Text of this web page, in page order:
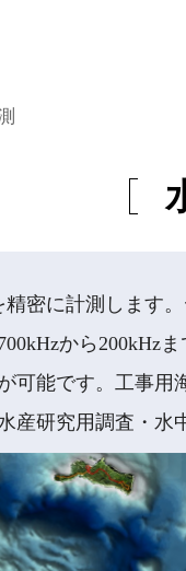
密に計測します
から200kHz
可能です。工事用
産研究用調査・水